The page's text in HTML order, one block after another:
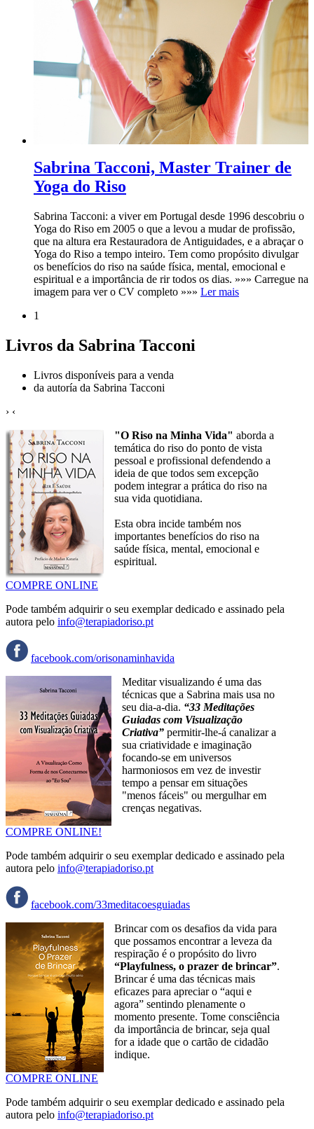
Sabrina Tacconi, Master Trainer de
Yoga do Riso
Sabrina Tacconi: a viver em Portugal desde 1996 descobriu o
Yoga do Riso em 2005 o que a levou a mudar de profissão,
que na altura era Restauradora de Antiguidades, e a abraçar o
Yoga do Riso a tempo inteiro. Tem como propósito divulgar
os benefícios do riso na saúde física, mental, emocional e
espiritual e a importância de rir todos os dias. »»» Carregue na
imagem para ver o CV completo »»» Ler mais
1
Livros da Sabrina Tacconi
Livros disponíveis para a venda
da autoría da Sabrina Tacconi
› ‹
"O Riso na Minha Vida" aborda a
temática do riso do ponto de vista
pessoal e profissional defendendo a
ideia de que todos sem excepção
podem integrar a prática do riso na
sua vida quotidiana.
Esta obra incide também nos
importantes benefícios do riso na
saúde física, mental, emocional e
espiritual.
COMPRE ONLINE
Pode também adquirir o seu exemplar dedicado e assinado pela
autora pelo info@terapiadoriso.pt
facebook.com/orisonaminhavida
Meditar visualizando é uma das
técnicas que a Sabrina mais usa no
seu dia-a-dia. “33 Meditações
Guiadas com Visualização
Criativa” permitir-lhe-á canalizar a
sua criatividade e imaginação
focando-se em universos
harmoniosos em vez de investir
tempo a pensar em situações
"menos fáceis" ou mergulhar em
crenças negativas.
COMPRE ONLINE!
Pode também adquirir o seu exemplar dedicado e assinado pela
autora pelo info@terapiadoriso.pt
facebook.com/33meditacoesguiadas
Brincar com os desafios da vida para
que possamos encontrar a leveza da
respiração é o propósito do livro
“Playfulness, o prazer de brincar”.
Brincar é uma das técnicas mais
eficazes para apreciar o “aqui e
agora” sentindo plenamente o
momento presente. Tome consciência
da importância de brincar, seja qual
for a idade que o cartão de cidadão
indique.
COMPRE ONLINE
Pode também adquirir o seu exemplar dedicado e assinado pela
autora pelo info@terapiadoriso.pt